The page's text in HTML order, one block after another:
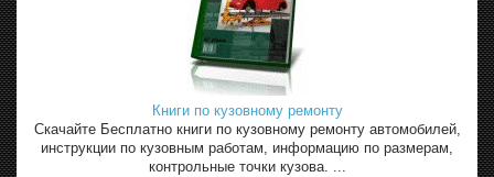
Книги по кузовному ремонту
Скачайте Бесплатно книги по кузовному ремонту автомобилей,
инструкции по кузовным работам, информацию по размерам,
контрольные точки кузова. ...